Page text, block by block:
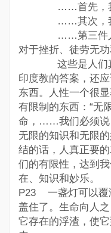
……首先，我们
……其次，我们
……第三件人们
对于挫折、徒劳无功
这些是人们真
印度教的答案，还
东西。人性一个很
有限制的东西：“无
命，……我们必须说
无限的知识和无限
结的话，人真正要
们的有限性，达到
在、知识和妙乐。
P23 一盏灯可以覆
盖住了。生命向人
它存在的浮渣，使